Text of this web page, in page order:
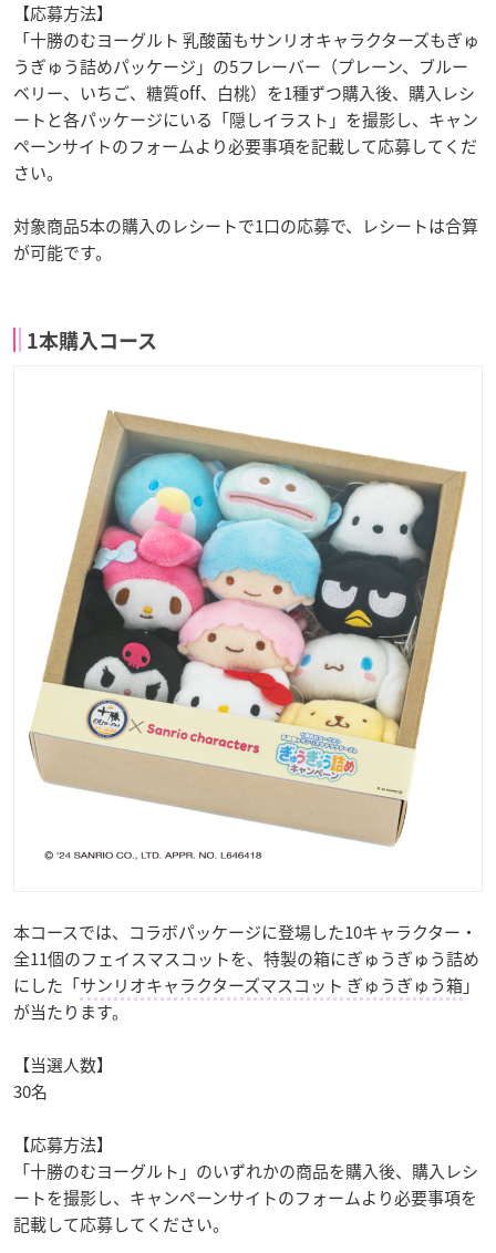
【応募方法】
「十勝のむヨーグルト 乳酸菌もサンリオキャラクターズもぎゅ
うぎゅう詰めパッケージ」の5フレーバー（プレーン、ブルー
ベリー、いちご、糖質off、白桃）を1種ずつ購入後、購入レシ
ートと各パッケージにいる「隠しイラスト」を撮影し、キャン
ペーンサイトのフォームより必要事項を記載して応募してくだ
さい。
対象商品5本の購入のレシートで1口の応募で、レシートは合算
が可能です。
1本購入コース
本コースでは、コラボパッケージに登場した10キャラクター・
全11個のフェイスマスコットを、特製の箱にぎゅうぎゅう詰め
にした「サンリオキャラクターズマスコット ぎゅうぎゅう箱」
が当たります。
【当選人数】
30名
【応募方法】
「十勝のむヨーグルト」のいずれかの商品を購入後、購入レシ
ートを撮影し、キャンペーンサイトのフォームより必要事項を
記載して応募してください。